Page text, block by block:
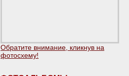
Обратите внимание, кликнув на
фотосхему!